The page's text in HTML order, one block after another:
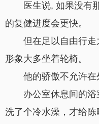
医生说, 如果没有
的复健进度会更快。
但在足以自由行
形象大多坐着轮椅。
他的骄傲不允许在
办公室休息间的浴
洗了个冷水澡，才给